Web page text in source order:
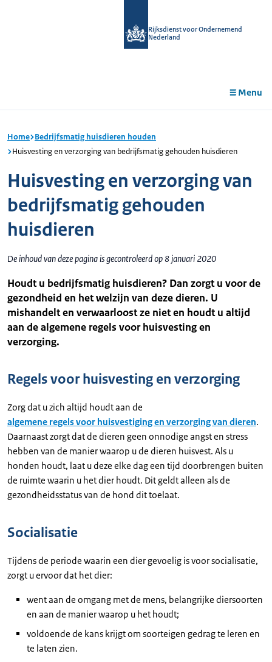
Rijksdienst voor Ondernemend
Nederland
Menu
Home Bedrijfsmatig huisdieren houden
Huisvesting en verzorging van bedrijfsmatig gehouden huisdieren
Huisvesting en verzorging van
bedrijfsmatig gehouden
huisdieren
De inhoud van deze pagina is gecontroleerd op 8 januari 2020
Houdt u bedrijfsmatig huisdieren? Dan zorgt u voor de
gezondheid en het welzijn van deze dieren. U
mishandelt en verwaarloost ze niet en houdt u altijd
aan de algemene regels voor huisvesting en
verzorging.
Regels voor huisvesting en verzorging
Zorg dat u zich altijd houdt aan de
algemene regels voor huisvestiging en verzorging van dieren.
Daarnaast zorgt dat de dieren geen onnodige angst en stress
hebben van de manier waarop u de dieren huisvest. Als u
honden houdt, laat u deze elke dag een tijd doorbrengen buiten
de ruimte waarin u het dier houdt. Dit geldt alleen als de
gezondheidsstatus van de hond dit toelaat.
Socialisatie
Tijdens de periode waarin een dier gevoelig is voor socialisatie,
zorgt u ervoor dat het dier:
went aan de omgang met de mens, belangrijke diersoorten
en aan de manier waarop u het houdt;
voldoende de kans krijgt om soorteigen gedrag te leren en
te laten zien.